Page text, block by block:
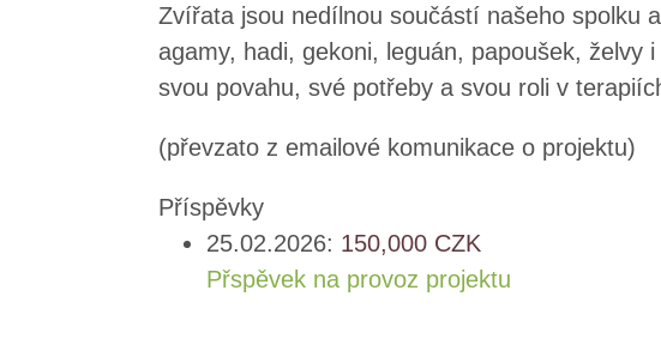
Zvířata jsou nedílnou součástí našeho spolku
agamy, hadi, gekoni, leguán, papoušek, želvy
svou povahu, své potřeby a svou roli v
(převzato z emailové komunikace o projektu)
Příspěvky
25.02.2026: 150,000 CZK
Přspěvek na provoz projektu